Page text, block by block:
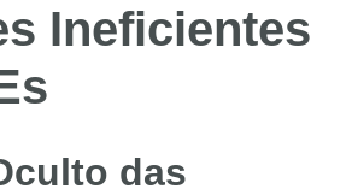
Ineficientes
das